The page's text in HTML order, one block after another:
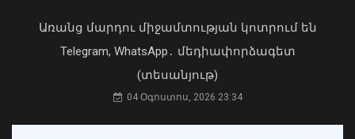
Դուք 5 տարի ինձնից փախած եք ման
եկել. Կոնջորյանը՝ «Հայաստան»
Առանց մարդու միջամտության կոտրում են
Telegram, WhatsApp․ մեդիափորձագետ
(տեսանյութ)
04 Օգոստոս, 2026 23:34